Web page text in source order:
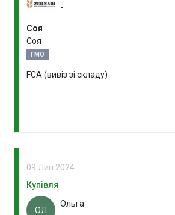
-
Соя
Соя
ГМО
FCA (вивіз зі складу)
09 Лип 2024
Купівля
ОЛ
Ольга